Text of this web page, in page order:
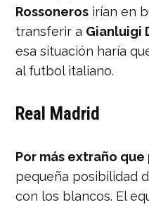
Rossoneros irían en
transferir a Gianluigi
esa situación haría
al futbol italiano.
Real Madrid
Por más extraño que
pequeña posibilidad
con los blancos. El